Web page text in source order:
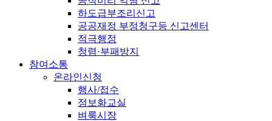
하도급부조리신고
공공재정 부정청구등 신고센터
적극행정
청렴·부패방지
참여소통
온라인신청
행사/접수
정보화교실
벼룩시장